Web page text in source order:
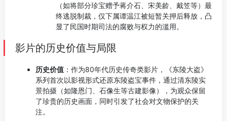
（如将部分珍宝赠予蒋介石、宋美龄、戴笠等）最
终逃脱制裁，仅下属谭温江被短暂关押后释放，凸
显了民国时期司法的腐败与权力的滥用。
影片的历史价值与局限
历史价值 ：作为80年代历史传奇类影片，《东陵大盗》
系列首次以影视形式还原东陵盗宝事件，通过清东陵实
景拍摄（如隆恩门、石像生等古建影像），为观众保留
了珍贵的历史画面，同时引发了社会对文物保护的关
注。